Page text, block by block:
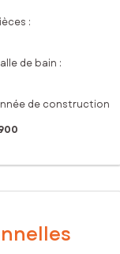
:
de bain :
de construction